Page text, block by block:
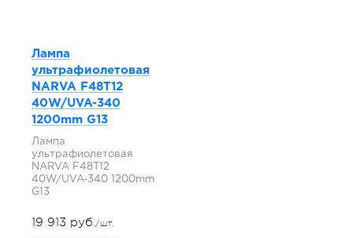
Лампа
ультрафиолетовая
NARVA F48T12
40W/UVA-340
1200mm G13
Лампа
ультрафиолетовая
NARVA F48T12
40W/UVA-340 1200mm
G13
19 913 руб./шт.